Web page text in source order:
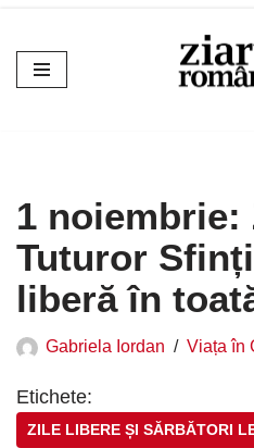
Sari
la
1 noiembrie:
Tuturor
liberă în
Gabriela Iordan Viața în
Etichete:
ZILE LIBERE ȘI SĂRBĂTORI